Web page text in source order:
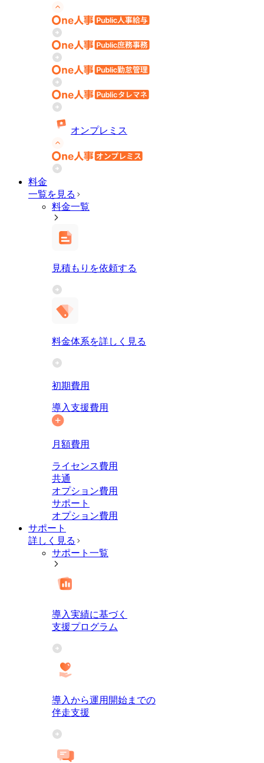
オンプレミス
料金
一覧を見る
料金一覧
見積もりを依頼する
料金体系を詳しく見る
初期費用
導入支援費用
月額費用
ライセンス費用
共通
オプション費用
サポート
オプション費用
サポート
詳しく見る
サポート一覧
導入実績に基づく
支援プログラム
導入から運用開始までの
伴走支援